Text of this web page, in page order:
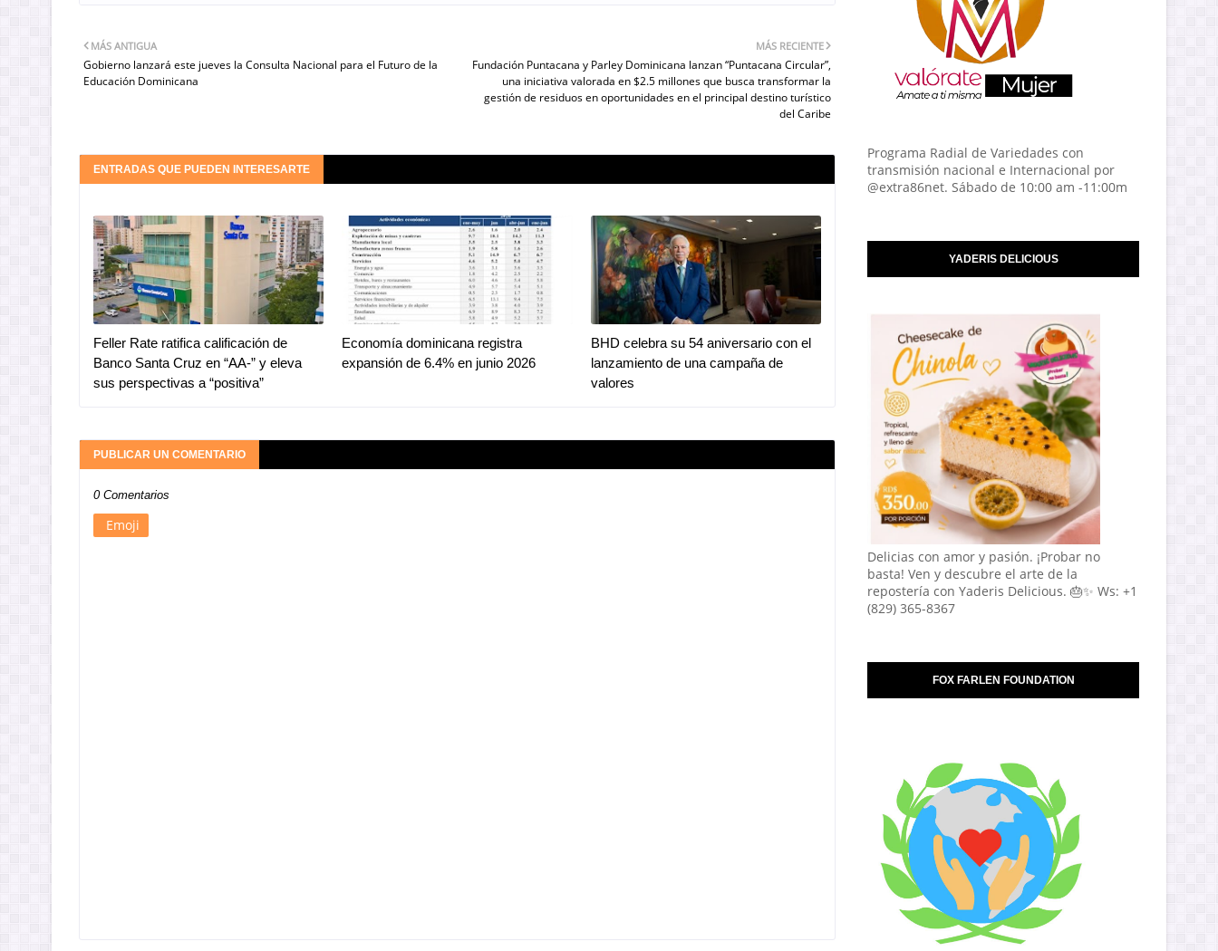
MÁS RECIENTE
Fundación Puntacana y Parley Dominicana lanzan “Puntacana Circular”,
una iniciativa valorada en $2.5 millones que busca transformar la
gestión de residuos en oportunidades en el principal destino turístico
del Caribe
MÁS ANTIGUA
Gobierno lanzará este jueves la Consulta Nacional para el Futuro de la
Educación Dominicana
ENTRADAS QUE PUEDEN INTERESARTE
Feller Rate ratifica calificación de
Banco Santa Cruz en “AA-” y eleva
sus perspectivas a “positiva”
Economía dominicana registra
expansión de 6.4% en junio 2026
BHD celebra su 54 aniversario con el
lanzamiento de una campaña de
valores
PUBLICAR UN COMENTARIO
0 Comentarios
Emoji
Programa Radial de Variedades con
transmisión nacional e Internacional por
@extra86net. Sábado de 10:00 am -11:00m
YADERIS DELICIOUS
Delicias con amor y pasión. ¡Probar no
basta! Ven y descubre el arte de la
repostería con Yaderis Delicious. 🎂✨ Ws: +1
(829) 365-8367
FOX FARLEN FOUNDATION